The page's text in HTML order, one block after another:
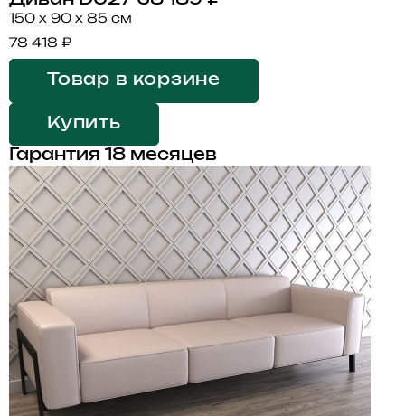
150 x 90 x 85 см
78 418 ₽
Товар в корзине
Купить
Гарантия 18 месяцев